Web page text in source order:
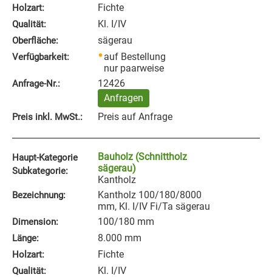
Holzart: Fichte
Qualität: Kl. I/IV
Oberfläche: sägerau
Verfügbarkeit:
auf Bestellung
nur paarweise
Anfrage‑Nr.:
12426
Anfragen
Preis inkl. MwSt.: Preis auf Anfrage
Haupt-Kategorie
Subkategorie:
Bauholz (Schnittholz
sägerau)
Kantholz
Bezeichnung:
Kantholz 100/180/8000
mm, Kl. I/IV Fi/Ta sägerau
Dimension: 100/180 mm
Länge: 8.000 mm
Holzart: Fichte
Qualität: Kl. I/IV